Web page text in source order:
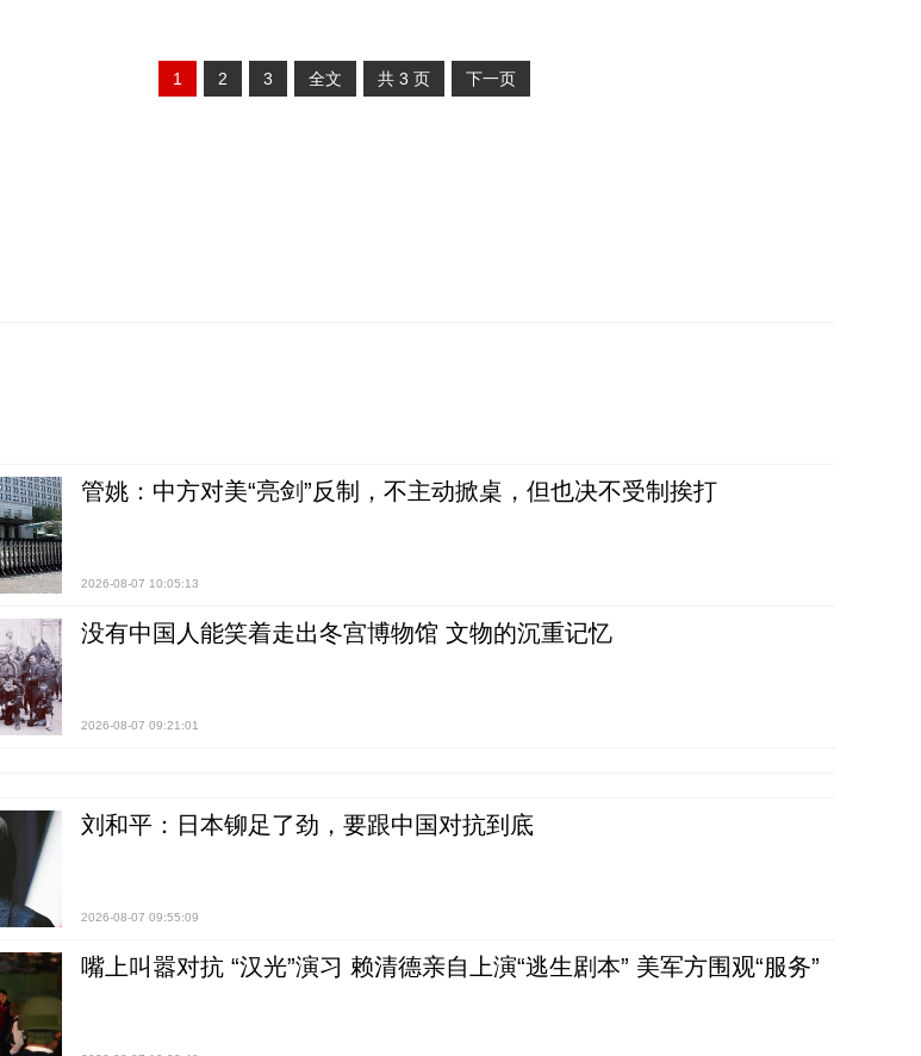
1 2 3 全文 共 3 页 下一页
管姚：中方对美“亮剑”反制，不主动掀桌，但也决不受制挨打
2026-08-07 10:05:13
没有中国人能笑着走出冬宫博物馆 文物的沉重记忆
2026-08-07 09:21:01
刘和平：日本铆足了劲，要跟中国对抗到底
2026-08-07 09:55:09
嘴上叫嚣对抗 “汉光”演习 赖清德亲自上演“逃生剧本” 美军方围观“服务”